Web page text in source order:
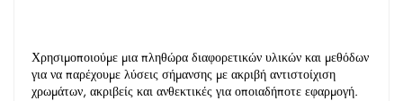
Χρησιμοποιούμε μια πληθώρα διαφορετικών υλικών και μεθόδων
για να παρέχουμε λύσεις σήμανσης με ακριβή αντιστοίχιση
χρωμάτων, ακριβείς και ανθεκτικές για οποιαδήποτε εφαρμογή.